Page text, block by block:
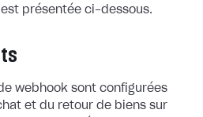
est présentée ci-dessous.
webhook sont configurées
et du retour de biens sur